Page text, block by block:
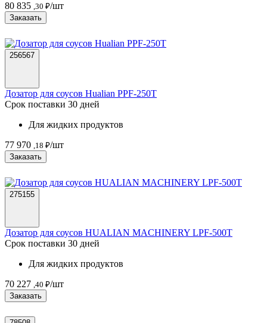
80 835 ,30 ₽/шт
Заказать
256567
Дозатор для соусов Hualian PPF-250T
Срок поставки 30 дней
Для жидких продуктов
77 970 ,18 ₽/шт
Заказать
275155
Дозатор для соусов HUALIAN MACHINERY LPF-500T
Срок поставки 30 дней
Для жидких продуктов
70 227 ,40 ₽/шт
Заказать